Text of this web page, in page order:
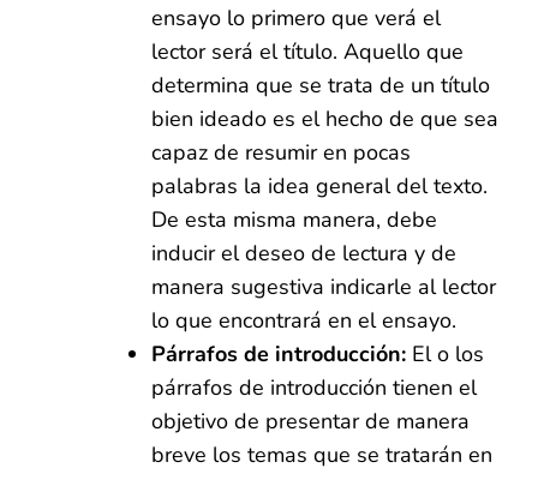
ensayo lo primero que verá el
lector será el título. Aquello que
determina que se trata de un título
bien ideado es el hecho de que sea
capaz de resumir en pocas
palabras la idea general del texto.
De esta misma manera, debe
inducir el deseo de lectura y de
manera sugestiva indicarle al lector
lo que encontrará en el ensayo.
Párrafos de introducción: El o los
párrafos de introducción tienen el
objetivo de presentar de manera
breve los temas que se tratarán en